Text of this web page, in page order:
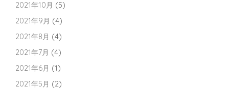
2021年10月 (5)
2021年9月 (4)
2021年8月 (4)
2021年7月 (4)
2021年6月 (1)
2021年5月 (2)